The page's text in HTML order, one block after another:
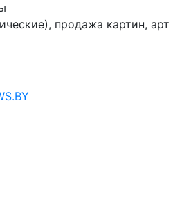
продажа картин, арт